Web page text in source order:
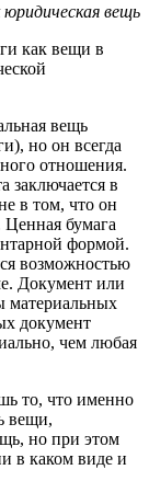
вещь
как вещи в
вещь
но он всегда
отношения.
заключается в
в том, что он
Ценная бумага
формой.
возможностью
Документ или
материальных
документ
чем любая
то, что именно
вещи,
но при этом
в каком виде и